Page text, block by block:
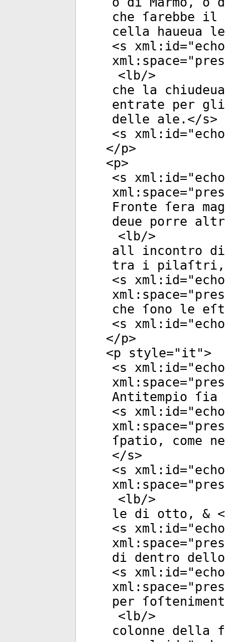
che ſarebbe il
cella haueua
<s xml:id="
xml:space="
<lb/>
che la
entrate per
delle ale.</s>
<s xml:id="
</p>
<p>
<s xml:id="
xml:space="
Fronte ſera
deue porre
<lb/>
all incontro di
tra i pilaſtri,
<s xml:id="
xml:space="
che ſono le
<s xml:id="
</p>
<p style=" it ">
<s xml:id="
xml:space="
Antitempio
<s xml:id="
xml:space="
ſpatio, come
</s>
<s xml:id="
xml:space="
<lb/>
le di otto, &
<s xml:id="
xml:space="
di dentro
<s xml:id="
xml:space="
per
<lb/>
colonne della